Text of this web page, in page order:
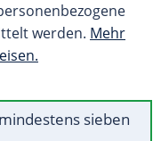
werden. Mehr
sieben